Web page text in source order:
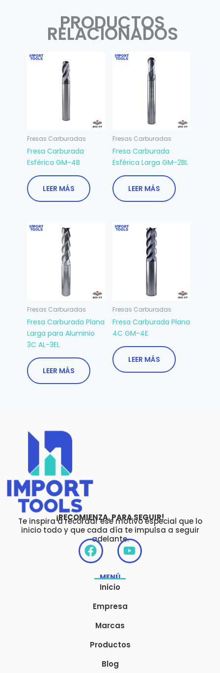
PRODUCTOS
RELACIONADOS
Fresas Carburadas
Fresa Carburada
Esférica GM-4B
LEER MÁS
Fresas Carburadas
Fresa Carburada
Esférica Larga GM-2BL
LEER MÁS
Fresas Carburadas
Fresa Carburada Plana
Larga para Aluminio
3C AL-3EL
LEER MÁS
Fresas Carburadas
Fresa Carburada Plana
4C GM-4E
LEER MÁS
¡RECOMIENZA, PARA SEGUIR!
Te inspira a recordar ese motivo especial que lo
inicio todo y que cada día te impulsa a seguir
adelante.
F
a
c
e
o
k
Y
o
u
MENÚ
Inicio
Empresa
Marcas
Productos
Blog